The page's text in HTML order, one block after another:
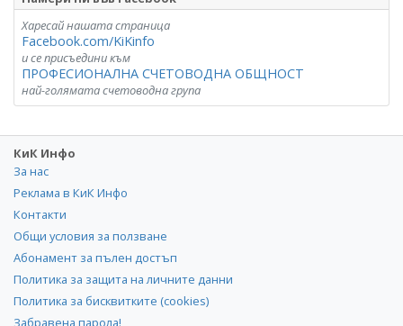
Харесай нашата страница
Facebook.com/KiKinfo
и се присъедини към
ПРОФЕСИОНАЛНА СЧЕТОВОДНА ОБЩНОСТ
най-голямата счетоводна група
КиК Инфо
За нас
Реклама в КиК Инфо
Контакти
Общи условия за ползване
Абонамент за пълен достъп
Политика за защита на личните данни
Политика за бисквитките (cookies)
Забравена парола!